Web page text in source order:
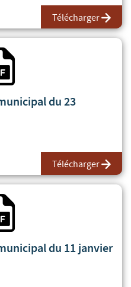
Télécharger
du 23
Télécharger
du 11 janvier